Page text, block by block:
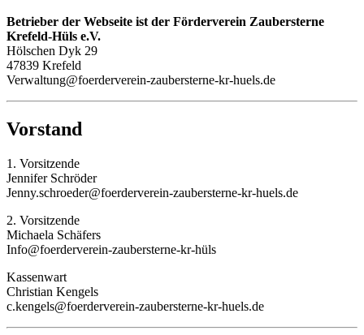
Betrieber der Webseite ist der Förderverein Zaubersterne
Krefeld-Hüls e.V.
Hölschen Dyk 29
47839 Krefeld
Verwaltung@foerderverein-zaubersterne-kr-huels.de
Vorstand
1. Vorsitzende
Jennifer Schröder
Jenny.schroeder@foerderverein-zaubersterne-kr-huels.de
2. Vorsitzende
Michaela Schäfers
Info@foerderverein-zaubersterne-kr-hüls
Kassenwart
Christian Kengels
c.kengels@foerderverein-zaubersterne-kr-huels.de